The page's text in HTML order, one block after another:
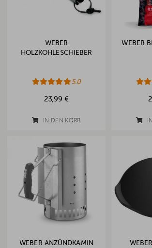
WEBER
HOLZKOHLESCHIEBER
5.0
23,99 €
IN DEN KORB
WEBER
WEBER ANZÜNDKAMIN